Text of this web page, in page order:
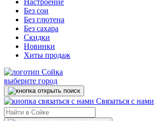
Без сои
Без глютена
Без сахара
Скидки
Новинки
Хиты продаж
выберите город
Связаться с нами